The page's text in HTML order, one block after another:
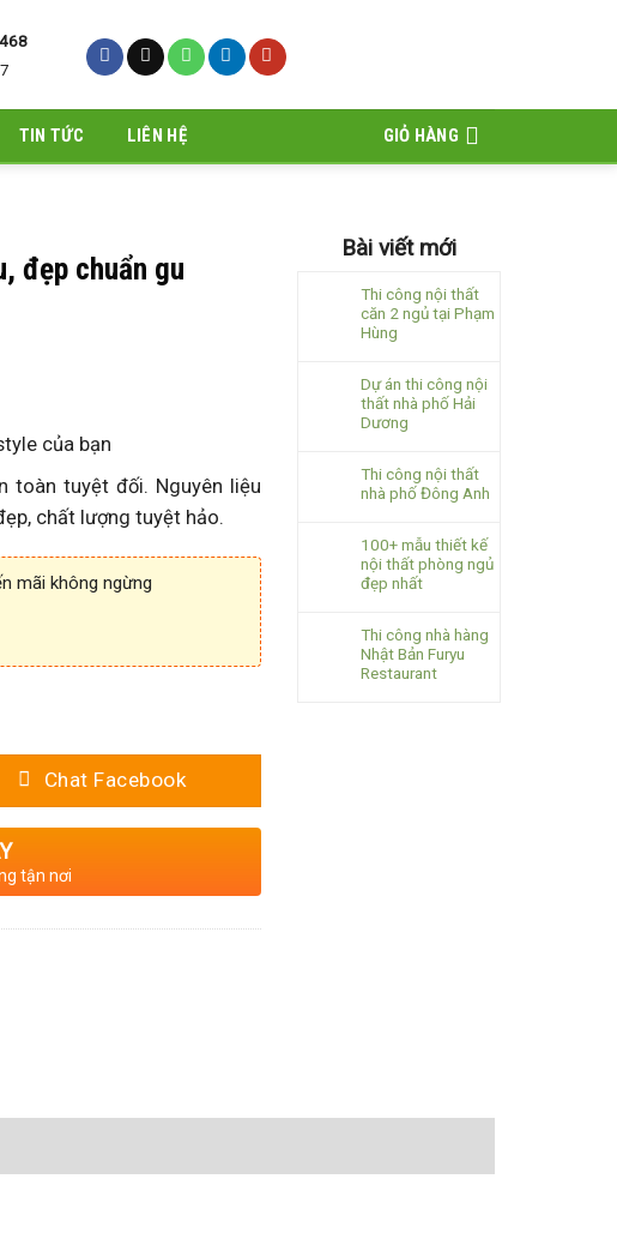
TIN TỨC LIÊN HỆ GIỎ HÀNG
đẹp chuẩn gu
của bạn
toàn tuyệt đối. Nguyên liệu
chất lượng tuyệt hảo.
mãi không ngừng
Chat Facebook
tận nơi
Bài viết mới
Thi công nội thất
căn 2 ngủ tại Phạm
Hùng
Dự án thi công nội
thất nhà phố Hải
Dương
Thi công nội thất
nhà phố Đông Anh
100+ mẫu thiết kế
nội thất phòng ngủ
đẹp nhất
Thi công nhà hàng
Nhật Bản Furyu
Restaurant